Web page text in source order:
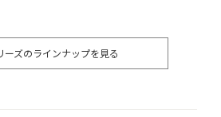
ーズのラインナップを見る